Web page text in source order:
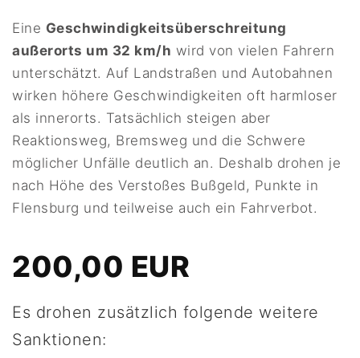
Eine Geschwindigkeitsüberschreitung
außerorts um 32 km/h wird von vielen Fahrern
unterschätzt. Auf Landstraßen und Autobahnen
wirken höhere Geschwindigkeiten oft harmloser
als innerorts. Tatsächlich steigen aber
Reaktionsweg, Bremsweg und die Schwere
möglicher Unfälle deutlich an. Deshalb drohen je
nach Höhe des Verstoßes Bußgeld, Punkte in
Flensburg und teilweise auch ein Fahrverbot.
200,00 EUR
Es drohen zusätzlich folgende weitere
Sanktionen: